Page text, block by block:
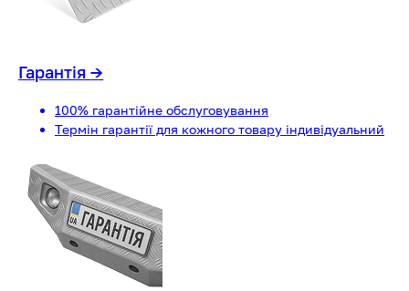
Гарантія→
100% гарантійне обслуговування
Термін гарантії для кожного товару індивідуальний